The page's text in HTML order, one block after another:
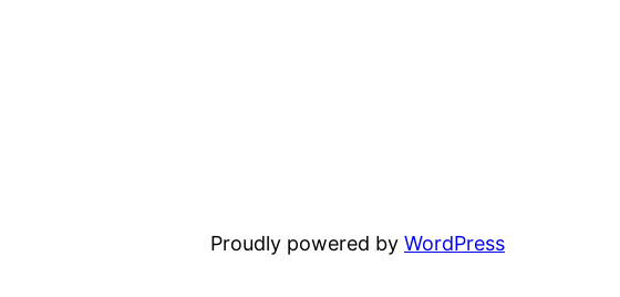
Proudly powered by WordPress